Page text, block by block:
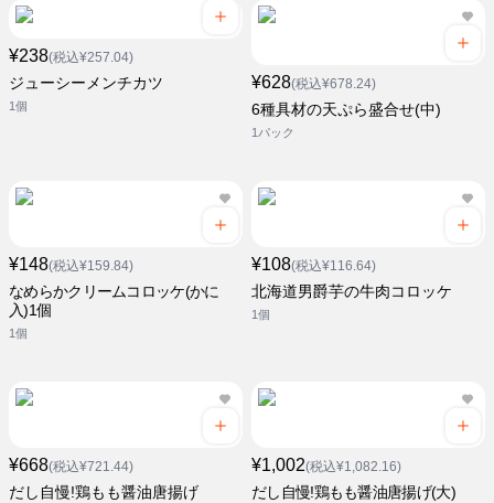
¥238(税込¥257.04)
ジューシーメンチカツ
1個
¥628(税込¥678.24)
6種具材の天ぷら盛合せ(中)
1パック
¥148(税込¥159.84)
なめらかクリームコロッケ(かに
入)1個
1個
¥108(税込¥116.64)
北海道男爵芋の牛肉コロッケ
1個
¥668(税込¥721.44)
だし自慢!鶏もも醤油唐揚げ
¥1,002(税込¥1,082.16)
だし自慢!鶏もも醤油唐揚げ(大)